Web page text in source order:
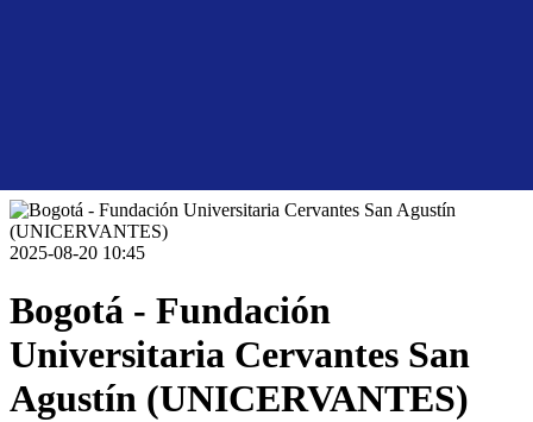
2025-08-20 10:45
Bogotá - Fundación
Universitaria Cervantes San
Agustín (UNICERVANTES)